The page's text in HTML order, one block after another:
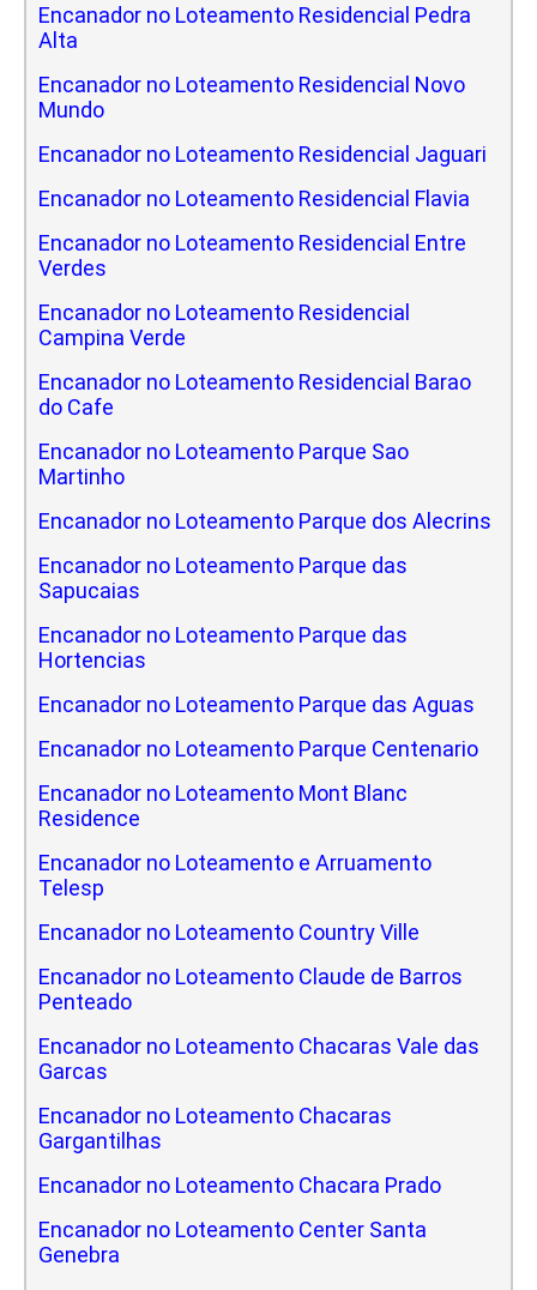
Encanador no Loteamento Residencial Pedra
Alta
Encanador no Loteamento Residencial Novo
Mundo
Encanador no Loteamento Residencial Jaguari
Encanador no Loteamento Residencial Flavia
Encanador no Loteamento Residencial Entre
Verdes
Encanador no Loteamento Residencial
Campina Verde
Encanador no Loteamento Residencial Barao
do Cafe
Encanador no Loteamento Parque Sao
Martinho
Encanador no Loteamento Parque dos Alecrins
Encanador no Loteamento Parque das
Sapucaias
Encanador no Loteamento Parque das
Hortencias
Encanador no Loteamento Parque das Aguas
Encanador no Loteamento Parque Centenario
Encanador no Loteamento Mont Blanc
Residence
Encanador no Loteamento e Arruamento
Telesp
Encanador no Loteamento Country Ville
Encanador no Loteamento Claude de Barros
Penteado
Encanador no Loteamento Chacaras Vale das
Garcas
Encanador no Loteamento Chacaras
Gargantilhas
Encanador no Loteamento Chacara Prado
Encanador no Loteamento Center Santa
Genebra